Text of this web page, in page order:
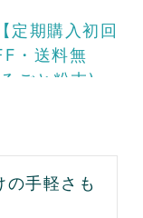
期購入初回
・送料無
ごと粉末)4
の手軽さも